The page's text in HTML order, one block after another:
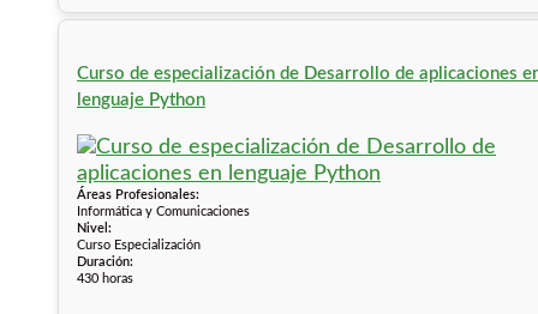
Curso de especialización de Desarrollo de aplicaciones
lenguaje Python
Áreas Profesionales:
Informática y Comunicaciones
Nivel:
Curso Especialización
Duración:
430 horas